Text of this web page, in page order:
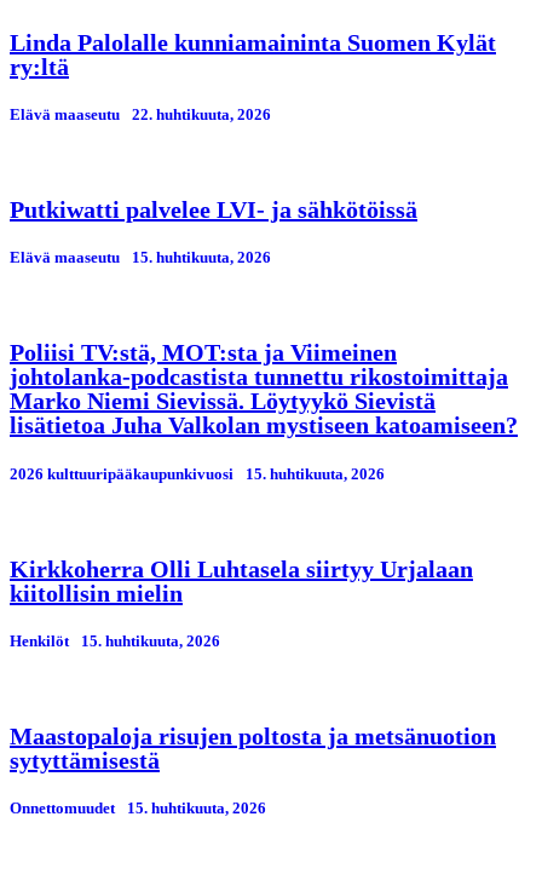
Linda Palolalle kunniamaininta Suomen Kylät
ry:ltä
Elävä maaseutu 22. huhtikuuta, 2026
Putkiwatti palvelee LVI- ja sähkötöissä
Elävä maaseutu 15. huhtikuuta, 2026
Poliisi TV:stä, MOT:sta ja Viimeinen
johtolanka-podcastista tunnettu rikostoimittaja
Marko Niemi Sievissä. Löytyykö Sievistä
lisätietoa Juha Valkolan mystiseen katoamiseen?
2026 kulttuuripääkaupunkivuosi 15. huhtikuuta, 2026
Kirkkoherra Olli Luhtasela siirtyy Urjalaan
kiitollisin mielin
Henkilöt 15. huhtikuuta, 2026
Maastopaloja risujen poltosta ja metsänuotion
sytyttämisestä
Onnettomuudet 15. huhtikuuta, 2026